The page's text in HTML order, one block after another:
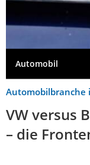
Automobil
Automobilbranche
VW versus
– die